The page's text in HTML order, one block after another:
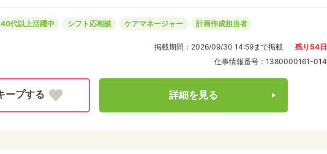
40代以上活躍中 シフト応相談 ケアマネージャー 計画作成担当者
掲載期間： 2026/09/30 14:59まで掲載 残り 54日
仕事情報番号： 1380000161-014
詳細を見る